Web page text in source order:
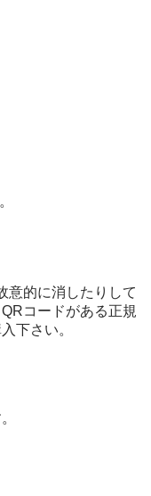
意的に消したりして
コードがある正規
下さい。